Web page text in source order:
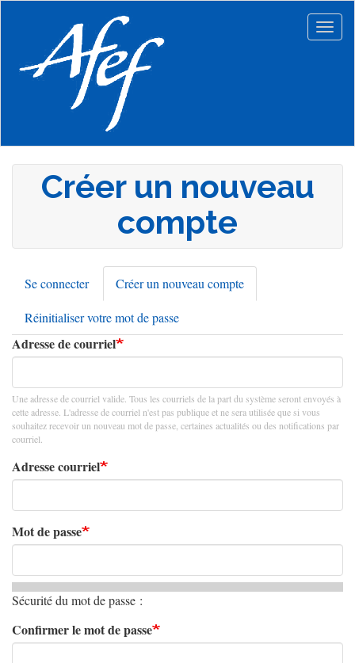
principal
Créer un nouveau
compte
Onglets
principaux
Se connecter Créer un nouveau compte
actif)
Réinitialiser votre mot de passe
Adresse de courriel
Une adresse de courriel valide. Tous les courriels de la part du système seront envoyés à
cette adresse. L'adresse de courriel n'est pas publique et ne sera utilisée que si vous
souhaitez recevoir un nouveau mot de passe, certaines actualités ou des notifications par
courriel.
Adresse courriel
Mot de passe
Sécurité du mot de passe :
Confirmer le mot de passe